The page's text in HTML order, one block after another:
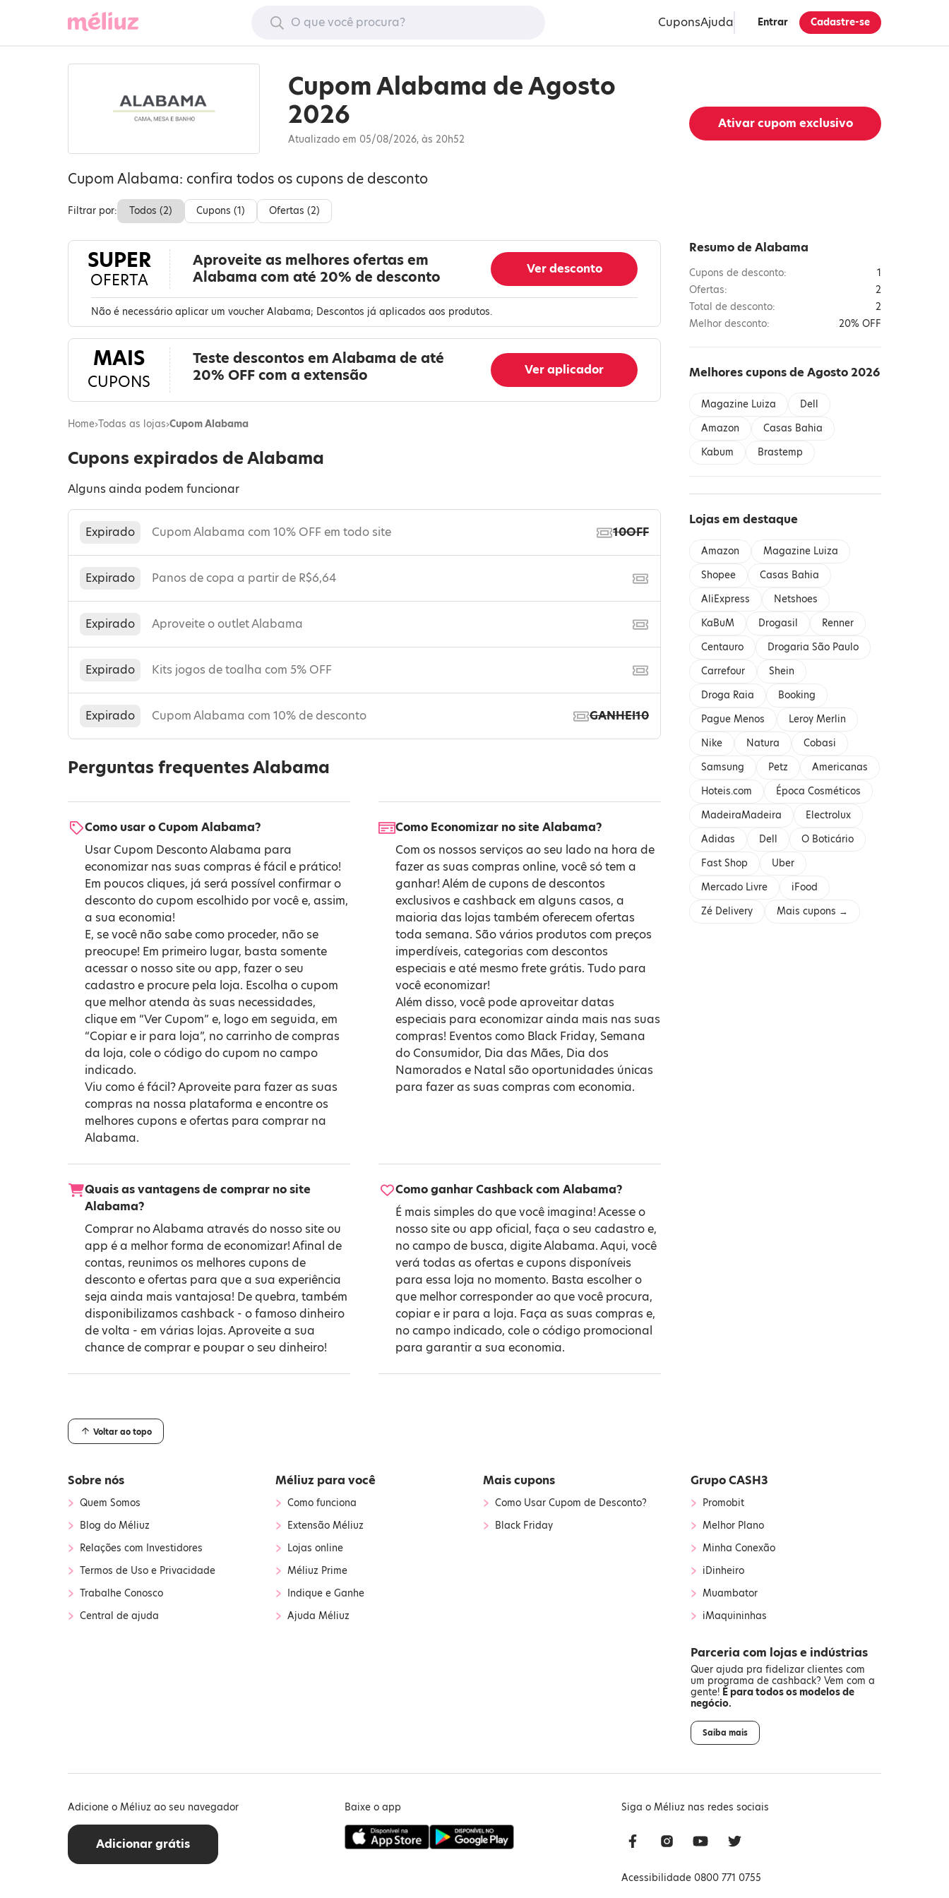
CuponsAjuda Entrar Cadastre-se
Cupom Alabama de Agosto
2026
Atualizado em 05/08/2026, às 20h52
Cupom Alabama: confira todos os cupons de desconto
Filtrar por: Todos (2) Cupons (1) Ofertas (2)
SUPER
OFERTA
Aproveite as melhores ofertas em
Alabama com até 20% de desconto
Ver desconto
Não é necessário aplicar um voucher Alabama; Descontos já aplicados aos produtos.
MAIS
CUPONS
Teste descontos em Alabama de até
20% OFF com a extensão
Ver aplicador
Ativar cupom exclusivo
Resumo de Alabama
Cupons de desconto:
1
Ofertas:
2
Total de desconto:
2
Melhor desconto:
20% OFF
Melhores cupons de Agosto 2026
Magazine Luiza
Dell
Amazon
Casas Bahia
Kabum
Brastemp
Lojas em destaque
Amazon
Magazine Luiza
Shopee
Casas Bahia
AliExpress
Netshoes
KaBuM
Drogasil
Renner
Centauro
Drogaria São Paulo
Carrefour
Shein
Droga Raia
Booking
Pague Menos
Leroy Merlin
Nike
Natura
Cobasi
Samsung
Petz
Americanas
Hoteis.com
Época Cosméticos
MadeiraMadeira
Electrolux
Adidas
Dell
O Boticário
Fast Shop
Uber
Mercado Livre
iFood
Zé Delivery
Mais cupons →
Cupons expirados de Alabama
Alguns ainda podem funcionar
Cupom Alabama com 10% OFF em todo site
Expirado 10OFF
Panos de copa a partir de R$6,64
Expirado
Aproveite o outlet Alabama
Expirado
Kits jogos de toalha com 5% OFF
Expirado
Cupom Alabama com 10% de desconto
Expirado GANHEI10
Perguntas frequentes Alabama
Como usar o Cupom Alabama?
Usar Cupom Desconto Alabama para
economizar nas suas compras é fácil e prático!
Em poucos cliques, já será possível confirmar o
desconto do cupom escolhido por você e, assim,
a sua economia!
E, se você não sabe como proceder, não se
preocupe! Em primeiro lugar, basta somente
acessar o nosso site ou app, fazer o seu
cadastro e procure pela loja. Escolha o cupom
que melhor atenda às suas necessidades,
clique em “Ver Cupom” e, logo em seguida, em
“Copiar e ir para loja”, no carrinho de compras
da loja, cole o código do cupom no campo
indicado.
Viu como é fácil? Aproveite para fazer as suas
compras na nossa plataforma e encontre os
melhores cupons e ofertas para comprar na
Alabama.
Como Economizar no site Alabama?
Com os nossos serviços ao seu lado na hora de
fazer as suas compras online, você só tem a
ganhar! Além de cupons de descontos
exclusivos e cashback em alguns casos, a
maioria das lojas também oferecem ofertas
toda semana. São vários produtos com preços
imperdíveis, categorias com descontos
especiais e até mesmo frete grátis. Tudo para
você economizar!
Além disso, você pode aproveitar datas
especiais para economizar ainda mais nas suas
compras! Eventos como Black Friday, Semana
do Consumidor, Dia das Mães, Dia dos
Namorados e Natal são oportunidades únicas
para fazer as suas compras com economia.
Quais as vantagens de comprar no site
Alabama?
Comprar no Alabama através do nosso site ou
app é a melhor forma de economizar! Afinal de
contas, reunimos os melhores cupons de
desconto e ofertas para que a sua experiência
seja ainda mais vantajosa! De quebra, também
disponibilizamos cashback - o famoso dinheiro
de volta - em várias lojas. Aproveite a sua
chance de comprar e poupar o seu dinheiro!
Como ganhar Cashback com Alabama?
É mais simples do que você imagina! Acesse o
nosso site ou app oficial, faça o seu cadastro e,
no campo de busca, digite Alabama. Aqui, você
verá todas as ofertas e cupons disponíveis
para essa loja no momento. Basta escolher o
que melhor corresponder ao que você procura,
copiar e ir para a loja. Faça as suas compras e,
no campo indicado, cole o código promocional
para garantir a sua economia.
Home›Todas as lojas›Cupom Alabama
Voltar ao topo
Sobre nós
› Quem Somos
› Blog do Méliuz
› Relações com Investidores
› Termos de Uso e Privacidade
› Trabalhe Conosco
› Central de ajuda
Méliuz para você
› Como funciona
› Extensão Méliuz
› Lojas online
› Méliuz Prime
› Indique e Ganhe
› Ajuda Méliuz
Mais cupons
› Como Usar Cupom de Desconto?
› Black Friday
Grupo CASH3
› Promobit
› Melhor Plano
› Minha Conexão
› iDinheiro
› Muambator
› iMaquininhas
Parceria com lojas e indústrias
Quer ajuda pra fidelizar clientes com
um programa de cashback? Vem com a
gente! É para todos os modelos de
negócio.
Saiba mais
Adicione o Méliuz ao seu navegador
Adicionar grátis
Baixe o app Siga o Méliuz nas redes sociais
Acessibilidade 0800 771 0755